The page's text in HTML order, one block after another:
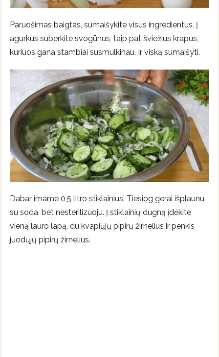
Paruošimas baigtas, sumaišykite visus ingredientus. Į
agurkus suberkite svogūnus, taip pat šviežius krapus,
kuriuos gana stambiai susmulkinau. Ir viską sumaišyti.
Dabar imame 0,5 litro stiklainius. Tiesiog gerai išplaunu
su soda, bet nesterilizuoju. Į stiklainių dugną įdėkite
vieną lauro lapą, du kvapiųjų pipirų žirnelius ir penkis
juodųjų pipirų žirnelius.